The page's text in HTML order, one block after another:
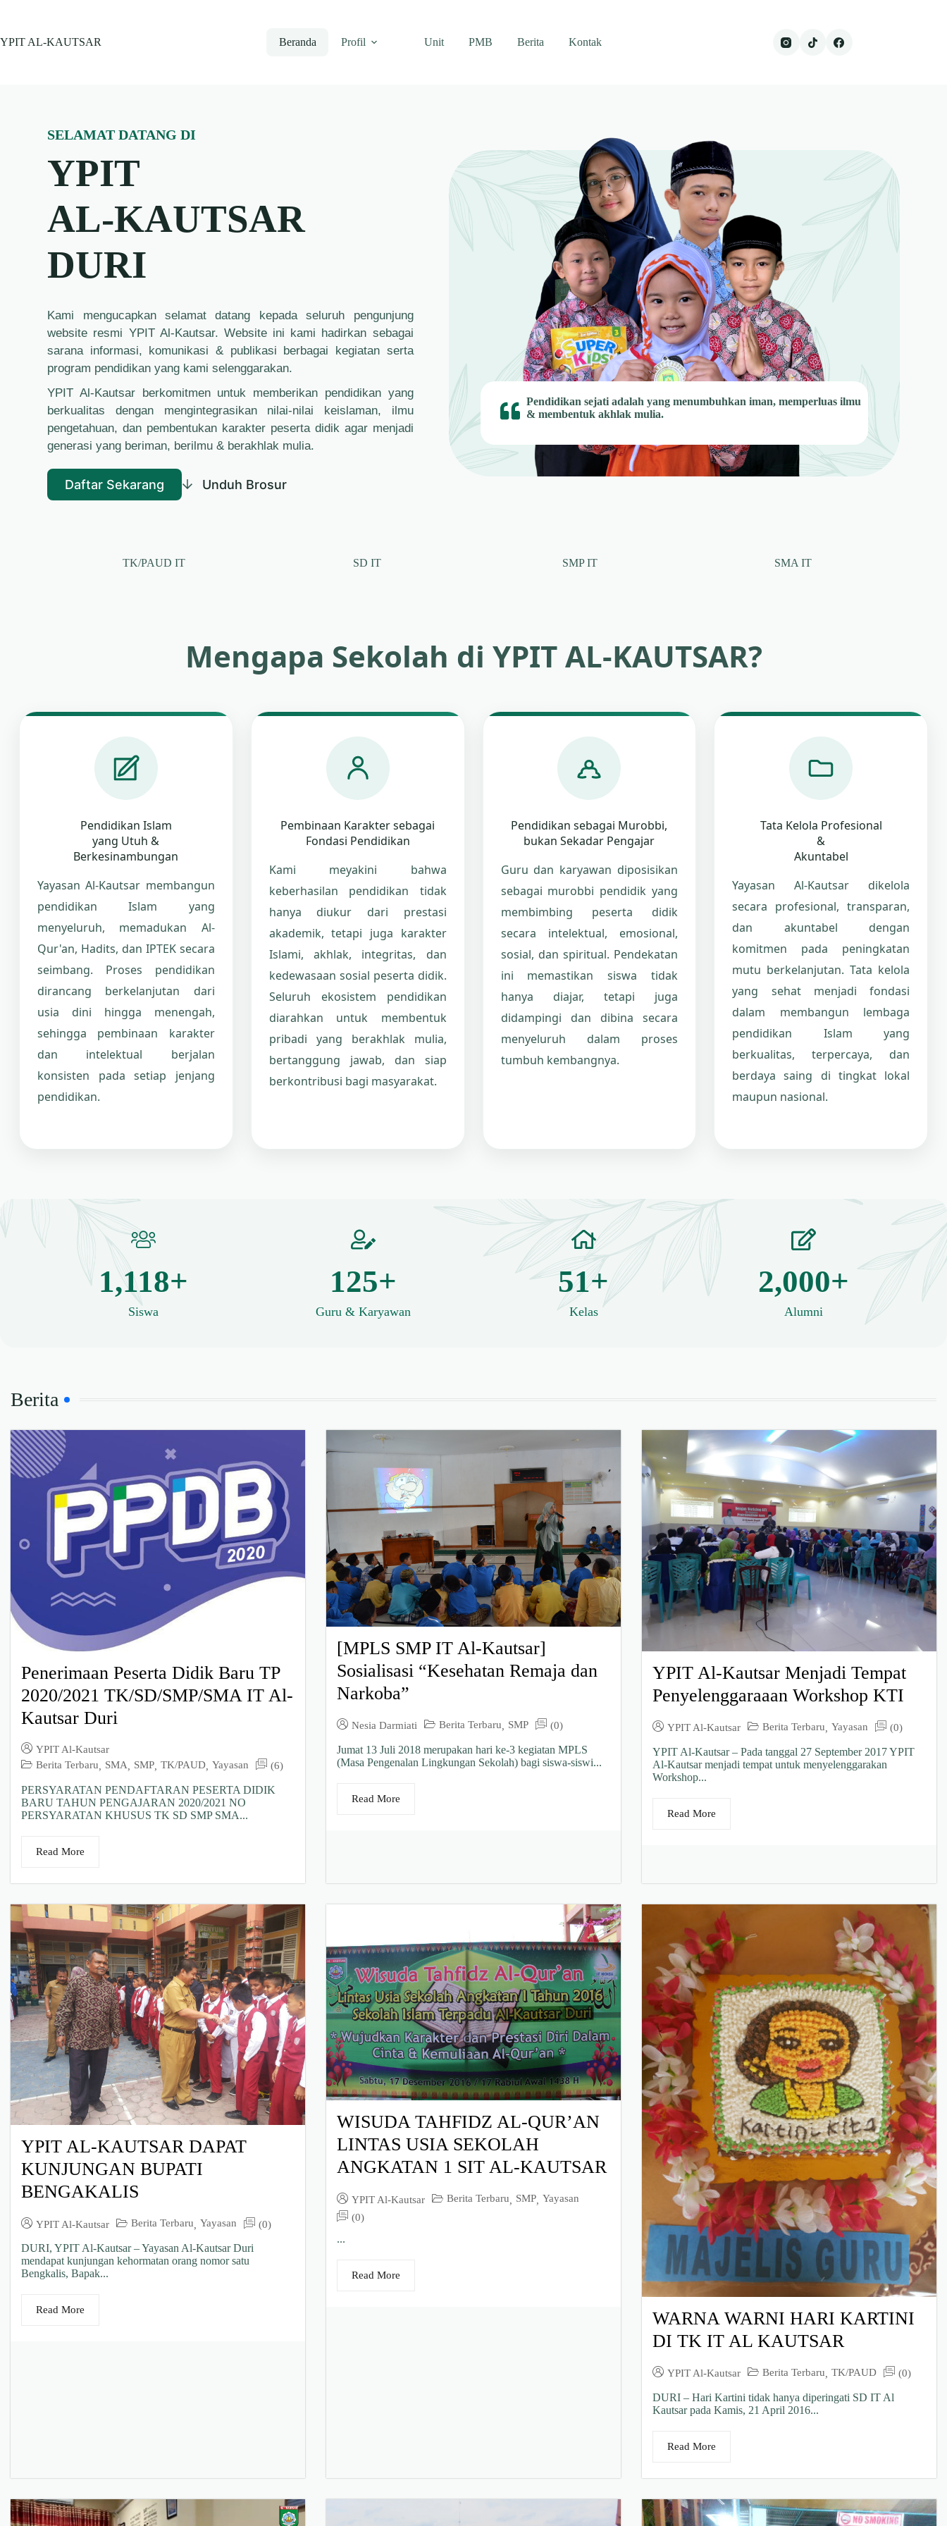
YPIT AL-KAUTSAR
Beranda Profil Unit PMB Berita Kontak
SELAMAT DATANG DI
YPIT
AL-KAUTSAR
DURI
Kami mengucapkan selamat datang kepada seluruh pengunjung
website resmi YPIT Al-Kautsar. Website ini kami hadirkan sebagai
sarana informasi, komunikasi & publikasi berbagai kegiatan serta
program pendidikan yang kami selenggarakan.
YPIT Al-Kautsar berkomitmen untuk memberikan pendidikan yang
berkualitas dengan mengintegrasikan nilai-nilai keislaman, ilmu
pengetahuan, dan pembentukan karakter peserta didik agar menjadi
generasi yang beriman, berilmu & berakhlak mulia.
Daftar Sekarang Unduh Brosur
Pendidikan sejati adalah yang menumbuhkan iman, memperluas ilmu
& membentuk akhlak mulia.​
TK/PAUD IT SD IT SMP IT SMA IT
Mengapa Sekolah di YPIT AL-KAUTSAR?
Pendidikan Islam
yang Utuh &
Berkesinambungan
Yayasan Al-Kautsar membangun
pendidikan Islam yang
menyeluruh, memadukan Al-
Qur'an, Hadits, dan IPTEK secara
seimbang. Proses pendidikan
dirancang berkelanjutan dari
usia dini hingga menengah,
sehingga pembinaan karakter
dan intelektual berjalan
konsisten pada setiap jenjang
pendidikan.
Pembinaan Karakter sebagai
Fondasi Pendidikan
Kami meyakini bahwa
keberhasilan pendidikan tidak
hanya diukur dari prestasi
akademik, tetapi juga karakter
Islami, akhlak, integritas, dan
kedewasaan sosial peserta didik.
Seluruh ekosistem pendidikan
diarahkan untuk membentuk
pribadi yang berakhlak mulia,
bertanggung jawab, dan siap
berkontribusi bagi masyarakat.
Pendidikan sebagai Murobbi,
bukan Sekadar Pengajar
Guru dan karyawan diposisikan
sebagai murobbi pendidik yang
membimbing peserta didik
secara intelektual, emosional,
sosial, dan spiritual. Pendekatan
ini memastikan siswa tidak
hanya diajar, tetapi juga
didampingi dan dibina secara
menyeluruh dalam proses
tumbuh kembangnya.
Tata Kelola Profesional
&
Akuntabel
Yayasan Al-Kautsar dikelola
secara profesional, transparan,
dan akuntabel dengan
komitmen pada peningkatan
mutu berkelanjutan. Tata kelola
yang sehat menjadi fondasi
dalam membangun lembaga
pendidikan Islam yang
berkualitas, terpercaya, dan
berdaya saing di tingkat lokal
maupun nasional.
1,118+
Siswa
125+
Guru & Karyawan
51+
Kelas
2,000+
Alumni
Berita
Penerimaan Peserta Didik Baru TP
2020/2021 TK/SD/SMP/SMA IT Al-
Kautsar Duri
YPIT Al-Kautsar
Berita Terbaru, SMA, SMP, TK/PAUD, Yayasan (6)
PERSYARATAN PENDAFTARAN PESERTA DIDIK
BARU TAHUN PENGAJARAN 2020/2021 NO
PERSYARATAN KHUSUS TK SD SMP SMA...
Read More
[MPLS SMP IT Al-Kautsar]
Sosialisasi “Kesehatan Remaja dan
Narkoba”
Nesia Darmiati Berita Terbaru, SMP (0)
Jumat 13 Juli 2018 merupakan hari ke-3 kegiatan MPLS
(Masa Pengenalan Lingkungan Sekolah) bagi siswa-siswi...
Read More
YPIT Al-Kautsar Menjadi Tempat
Penyelenggaraaan Workshop KTI
YPIT Al-Kautsar Berita Terbaru, Yayasan (0)
YPIT Al-Kautsar – Pada tanggal 27 September 2017 YPIT
Al-Kautsar menjadi tempat untuk menyelenggarakan
Workshop...
Read More
YPIT AL-KAUTSAR DAPAT
KUNJUNGAN BUPATI
BENGAKALIS
YPIT Al-Kautsar Berita Terbaru, Yayasan (0)
DURI, YPIT Al-Kautsar – Yayasan Al-Kautsar Duri
mendapat kunjungan kehormatan orang nomor satu
Bengkalis, Bapak...
Read More
WISUDA TAHFIDZ AL-QUR’AN
LINTAS USIA SEKOLAH
ANGKATAN 1 SIT AL-KAUTSAR
YPIT Al-Kautsar Berita Terbaru, SMP, Yayasan
(0)
...
Read More
WARNA WARNI HARI KARTINI
DI TK IT AL KAUTSAR
YPIT Al-Kautsar Berita Terbaru, TK/PAUD (0)
DURI – Hari Kartini tidak hanya diperingati SD IT Al
Kautsar pada Kamis, 21 April 2016...
Read More